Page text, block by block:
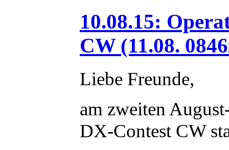
10.08.15:
CW (11.08.
Liebe Freunde,
am zweiten
DX-Contest CW